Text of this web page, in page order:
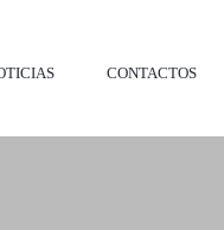
CONTACTOS